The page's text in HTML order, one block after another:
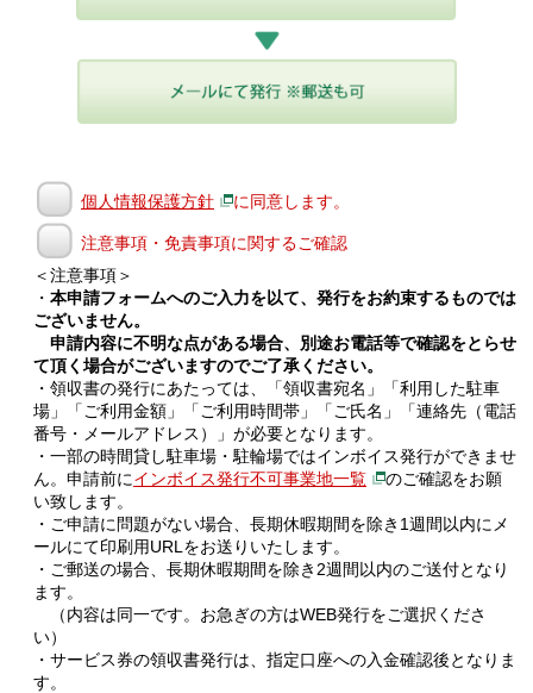
個人情報保護方針 に同意します。
注意事項・免責事項に関するご確認
＜注意事項＞
・ 本申請フォームへのご入力を以て、発行をお約束するものでは
ございません。
申請内容に不明な点がある場合、別途お電話等で確認をとらせ
て頂く場合がございますのでご了承ください。
・領収書の発行にあたっては、「領収書宛名」「利用した駐車
場」「ご利用金額」「ご利用時間帯」「ご氏名」「連絡先（電話
番号・メールアドレス）」が必要となります。
・一部の時間貸し駐車場・駐輪場ではインボイス発行ができませ
ん。申請前にインボイス発行不可事業地一覧
のご確認をお願
い致します。
・ご申請に問題がない場合、長期休暇期間を除き1週間以内にメ
ールにて印刷用URLをお送りいたします。
・ご郵送の場合、長期休暇期間を除き2週間以内のご送付となり
ます。
（内容は同一です。お急ぎの方はWEB発行をご選択くださ
い）
・サービス券の領収書発行は、指定口座への入金確認後となりま
す。